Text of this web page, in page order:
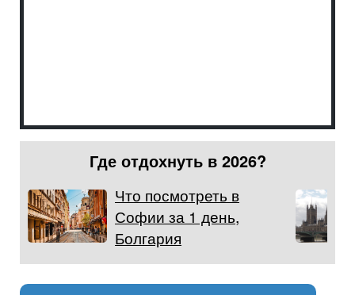
Где отдохнуть в 2026?
Что посмотреть в
Софии за 1 день,
Болгария